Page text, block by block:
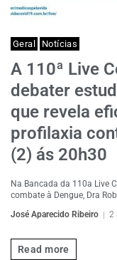
Geral Notícias
A 110ª Live
debater
que revela
profilaxia
(2) ás 20h30
Na Bancada da 110a Live
combate à Dengue, Dra
José Aparecido Ribeiro
2
Read more